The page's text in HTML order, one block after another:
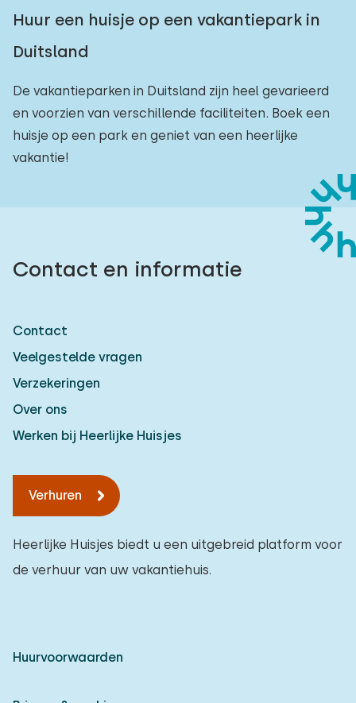
Huur een huisje op een vakantiepark in
Duitsland
De vakantieparken in Duitsland zijn heel gevarieerd
en voorzien van verschillende faciliteiten. Boek een
huisje op een park en geniet van een heerlijke
vakantie!
Contact en informatie
Contact
Veelgestelde vragen
Verzekeringen
Over ons
Werken bij Heerlijke Huisjes
Verhuren
Heerlijke Huisjes biedt u een uitgebreid platform voor
de verhuur van uw vakantiehuis.
Huurvoorwaarden